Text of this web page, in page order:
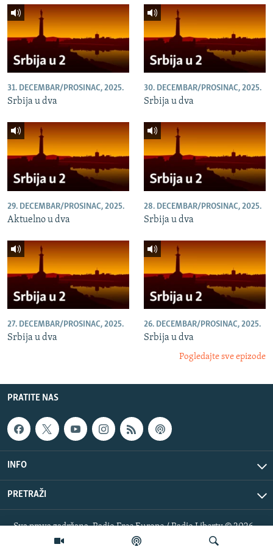
31. DECEMBAR/PROSINAC, 2025.
Srbija u dva
30. DECEMBAR/PROSINAC, 2025.
Srbija u dva
29. DECEMBAR/PROSINAC, 2025.
Aktuelno u dva
28. DECEMBAR/PROSINAC, 2025.
Srbija u dva
27. DECEMBAR/PROSINAC, 2025.
Srbija u dva
26. DECEMBAR/PROSINAC, 2025.
Srbija u dva
Pogledajte sve epizode
PRATITE NAS
INFO
PRETRAŽI
Sva prava zadržana. Radio Free Europe / Radio Liberty © 2026
RFE/RL, Inc.